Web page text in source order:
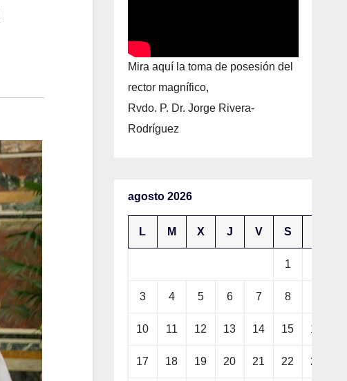
Mira aquí la toma de posesión del
rector magnífico,
Rvdo. P. Dr. Jorge Rivera-
Rodríguez
agosto 2026
L M X J V S
1
3 4 5 6 7 8
10 11 12 13 14 15 16
17 18 19 20 21 22 23